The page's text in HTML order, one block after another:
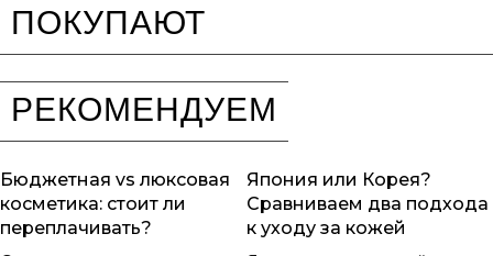
ПОКУПАЮТ
РЕКОМЕНДУЕМ
Бюджетная vs люксовая
косметика: стоит ли
переплачивать?
Япония или Корея?
Сравниваем два подхода
к уходу за кожей